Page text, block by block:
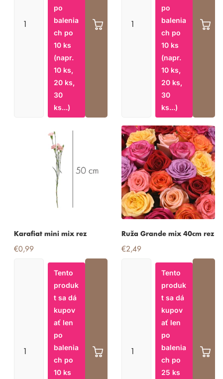
po
balenia
ch po
10 ks
(napr.
10 ks,
20 ks,
30
ks...)
po
balenia
ch po
10 ks
(napr.
10 ks,
20 ks,
30
ks...)
Karafiat mini mix rez
€0,99
Tento
produk
t sa dá
kupov
ať len
po
balenia
ch po
10 ks
Ruža Grande mix 40cm rez
€2,49
Tento
produk
t sa dá
kupov
ať len
po
balenia
ch po
25 ks